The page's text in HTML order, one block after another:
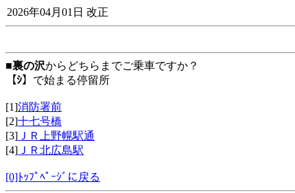
2026年04月01日 改正
■裏の沢からどちらまでご乗車ですか？
【ｼ】 で始まる停留所
[1]消防署前
[2]十七号橋
[3] ＪＲ上野幌駅通
[4] ＪＲ北広島駅
[0]ﾄｯﾌﾟﾍﾟｰｼﾞに戻る